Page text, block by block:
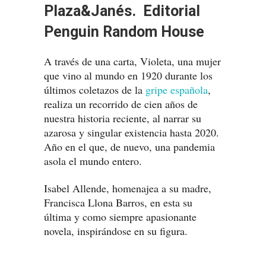
Plaza&Janés. Editorial
Penguin Random House
A través de una carta, Violeta, una mujer
que vino al mundo en 1920 durante los
últimos coletazos de la gripe española,
realiza un recorrido de cien años de
nuestra historia reciente, al narrar su
azarosa y singular existencia hasta 2020.
Año en el que, de nuevo, una pandemia
asola el mundo entero.
Isabel Allende, homenajea a su madre,
Francisca Llona Barros, en esta su
última y como siempre apasionante
novela, inspirándose en su figura.